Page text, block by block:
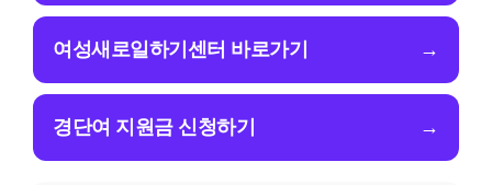
여성새로일하기센터 바로가기 →
경단여 지원금 신청하기 →